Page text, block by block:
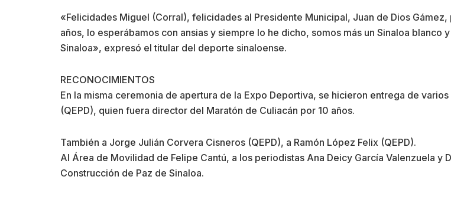
«Felicidades Miguel (Corral), felicidades al Presidente Municipal, Juan de Dios
años, lo esperábamos con ansias y siempre lo he dicho, somos más un Sinaloa
Sinaloa», expresó el titular del deporte sinaloense.
RECONOCIMIENTOS
En la misma ceremonia de apertura de la Expo Deportiva, se hicieron entrega de
(QEPD), quien fuera director del Maratón de Culiacán por 10 años.
También a Jorge Julián Corvera Cisneros (QEPD), a Ramón López Felix (QEPD).
Al Área de Movilidad de Felipe Cantú, a los periodistas Ana Deicy García Valenzuela y
Construcción de Paz de Sinaloa.